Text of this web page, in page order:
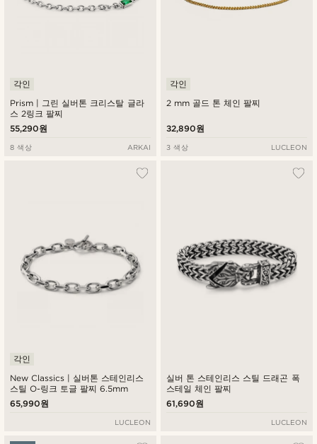
Prism | 그린 실버톤 크리스탈 글라
스 2링크 팔찌
각인
55,290원
8 색상 ARKAI
2 mm 골드 톤 체인 팔찌
각인
32,890원
3 색상 LUCLEON
New Classics | 실버톤 스테인리스
스틸 O-링크 토글 팔찌 6.5mm
각인
65,990원
LUCLEON
실버 톤 스테인리스 스틸 드래곤 폭
스테일 체인 팔찌
61,690원
LUCLEON